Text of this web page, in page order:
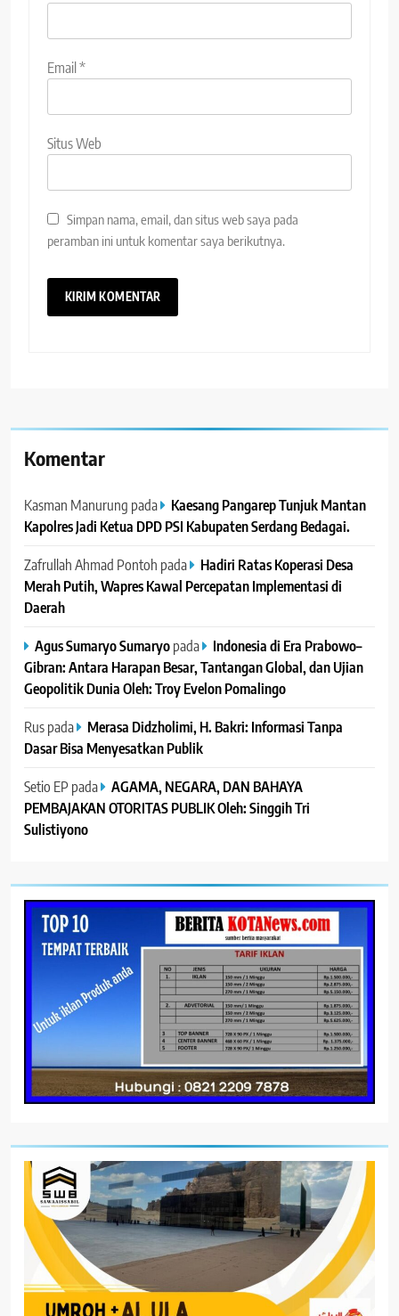
Email *
Situs Web
Simpan nama, email, dan situs web saya pada
peramban ini untuk komentar saya berikutnya.
Komentar
Kasman Manurung pada
Kaesang Pangarep Tunjuk Mantan
Kapolres Jadi Ketua DPD PSI Kabupaten Serdang Bedagai. ‎ ‎
Zafrullah Ahmad Pontoh pada
Hadiri Ratas Koperasi Desa
Merah Putih, Wapres Kawal Percepatan Implementasi di
Daerah
Agus Sumaryo Sumaryopada
Indonesia di Era Prabowo–
Gibran: Antara Harapan Besar, Tantangan Global, dan Ujian
Geopolitik Dunia Oleh: Troy Evelon Pomalingo
Ruspada
Merasa Didzholimi, H. Bakri: Informasi Tanpa
Dasar Bisa Menyesatkan Publik
Setio EP pada
AGAMA, NEGARA, DAN BAHAYA
PEMBAJAKAN OTORITAS PUBLIK Oleh: Singgih Tri
Sulistiyono